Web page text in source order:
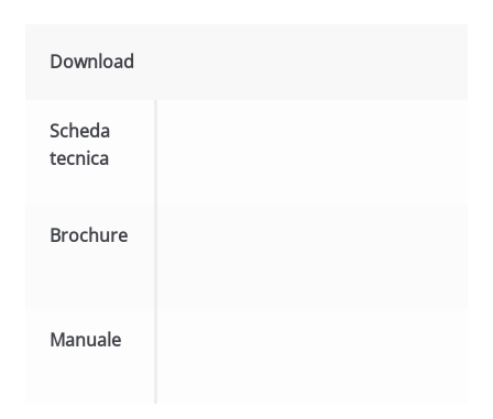
Download
Scheda
tecnica
Brochure
Manuale